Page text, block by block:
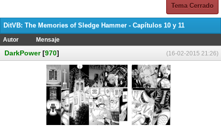
Tema Cerrado
DitVB: The Memories of Sledge Hammer - Capítulos 10 y 11
Autor
Mensaje
(16-02-2015 21:26)
DarkPower[970]